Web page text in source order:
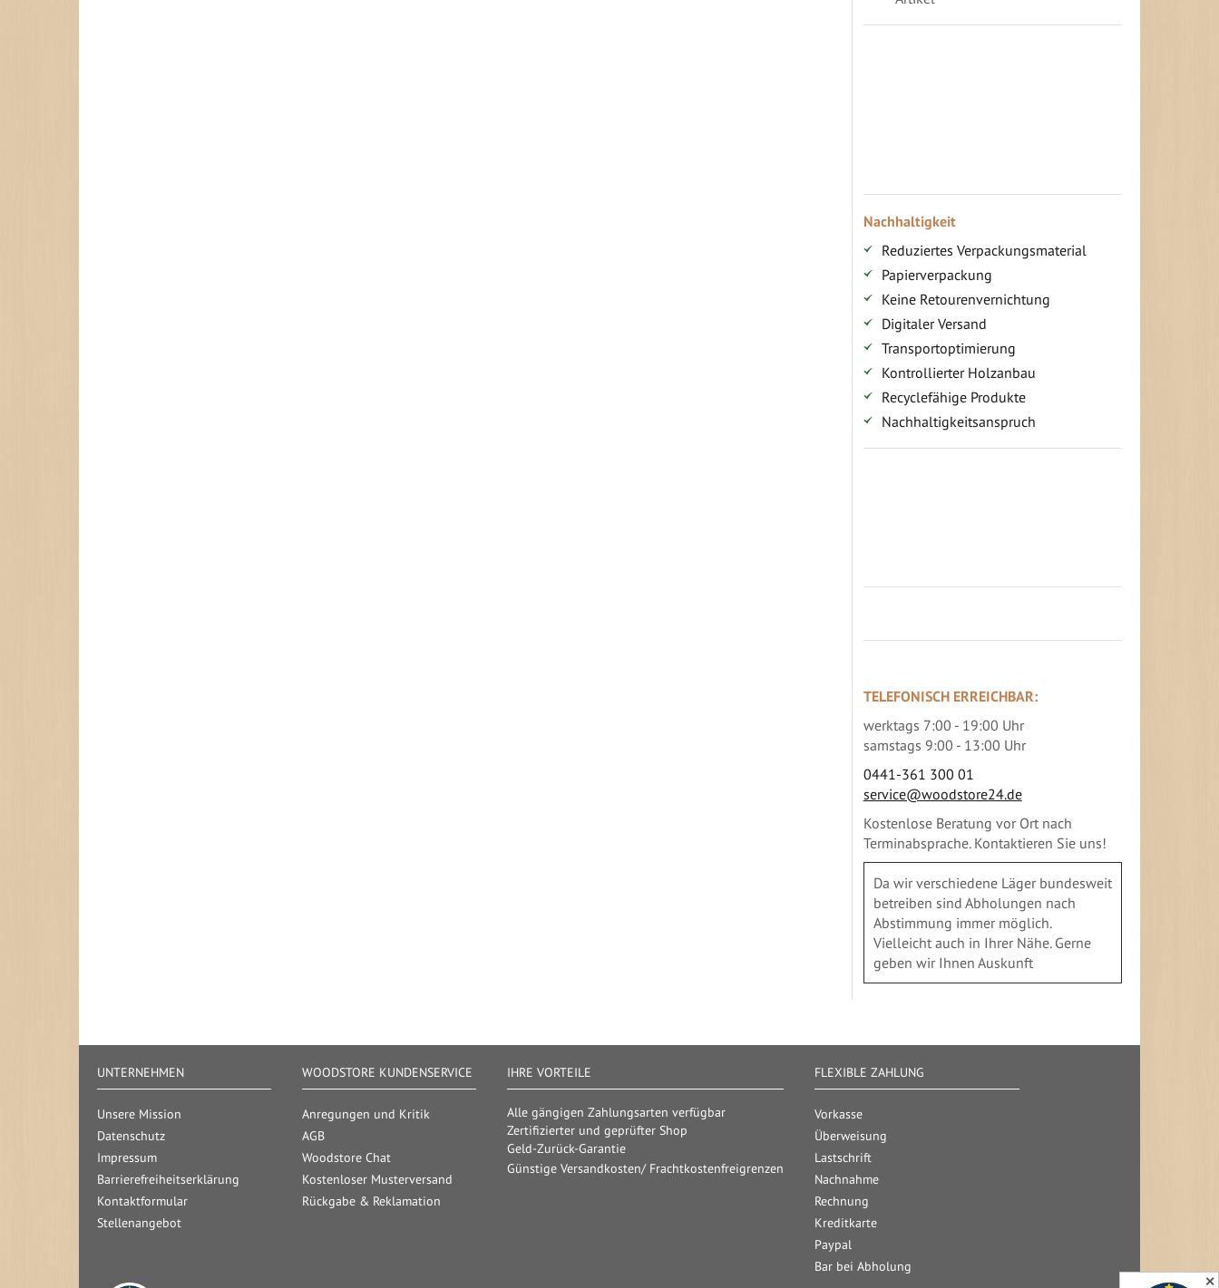
Nachhaltigkeit
Reduziertes Verpackungsmaterial
Papierverpackung
Keine Retourenvernichtung
Digitaler Versand
Transportoptimierung
Kontrollierter Holzanbau
Recyclefähige Produkte
Nachhaltigkeitsanspruch
TELEFONISCH ERREICHBAR:
werktags 7:00 - 19:00 Uhr
samstags 9:00 - 13:00 Uhr
0441-361 300 01
service@woodstore24.de
Kostenlose Beratung vor Ort nach
Terminabsprache. Kontaktieren Sie uns!
Da wir verschiedene Läger bundesweit
betreiben sind Abholungen nach
Abstimmung immer möglich.
Vielleicht auch in Ihrer Nähe. Gerne
geben wir Ihnen Auskunft
UNTERNEHMEN
Unsere Mission
Datenschutz
Impressum
Barrierefreiheitserklärung
Kontaktformular
Stellenangebot
WOODSTORE KUNDENSERVICE
Anregungen und Kritik
AGB
Woodstore Chat
Kostenloser Musterversand
Rückgabe & Reklamation
IHRE VORTEILE
Alle gängigen Zahlungsarten verfügbar
Zertifizierter und geprüfter Shop
Geld-Zurück-Garantie
Günstige Versandkosten/ Frachtkostenfreigrenzen
FLEXIBLE ZAHLUNG
Vorkasse
Überweisung
Lastschrift
Nachnahme
Rechnung
Kreditkarte
Paypal
Bar bei Abholung
✕